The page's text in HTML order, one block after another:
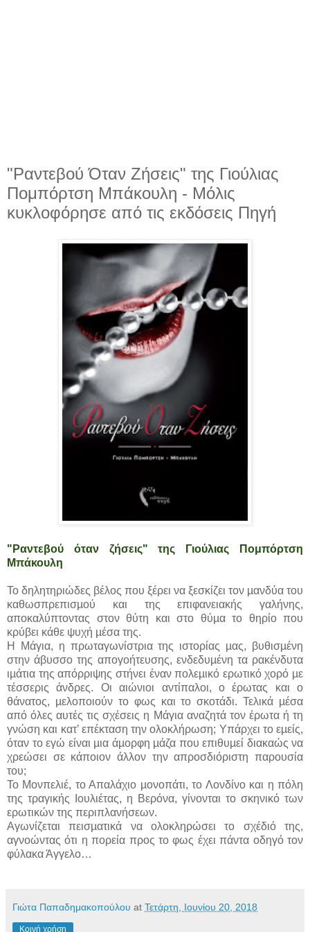
"Ραντεβού Όταν Ζήσεις" της Γιούλιας
Πομπόρτση Μπάκουλη - Μόλις
κυκλοφόρησε από τις εκδόσεις Πηγή
"Ραντεβού όταν ζήσεις" της Γιούλιας Πομπόρτση
Μπάκουλη
Το δηλητηριώδες βέλος που ξέρει να ξεσκίζει τον µανδύα του
καθωσπρεπισµού και της επιφανειακής γαλήνης,
αποκαλύπτοντας στον θύτη και στο θύµα το θηρίο που
κρύβει κάθε ψυχή µέσα της.
Η Μάγια, η πρωταγωνίστρια της ιστορίας µας, βυθισµένη
στην άβυσσο της απογοήτευσης, ενδεδυµένη τα ρακένδυτα
ιµάτια της απόρριψης στήνει έναν πολεµικό ερωτικό χορό µε
τέσσερις άνδρες. Οι αιώνιοι αντίπαλοι, ο έρωτας και ο
θάνατος, µελοποιούν το φως και το σκοτάδι. Τελικά µέσα
από όλες αυτές τις σχέσεις η Μάγια αναζητά τον έρωτα ή τη
γνώση και κατ’ επέκταση την ολοκλήρωση; Υπάρχει το εµείς,
όταν το εγώ είναι µια άµορφη µάζα που επιθυµεί διακαώς να
χρεώσει σε κάποιον άλλον την απροσδιόριστη παρουσία
του;
Το Μονπελιέ, το Απαλάχιο µονοπάτι, το Λονδίνο και η πόλη
της τραγικής Ιουλιέτας, η Βερόνα, γίνονται το σκηνικό των
ερωτικών της περιπλανήσεων.
Αγωνίζεται πεισµατικά να ολοκληρώσει το σχέδιό της,
αγνοώντας ότι η πορεία προς το φως έχει πάντα οδηγό τον
φύλακα Άγγελο…
Γιώτα Παπαδημακοπούλου at Τετάρτη, Ιουνίου 20, 2018
Κοινή χρήση